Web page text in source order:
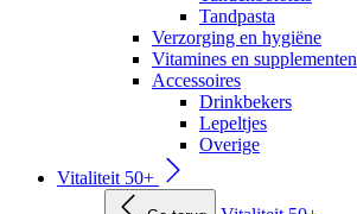
Tandpasta
Verzorging en hygiëne
Vitamines en supplementen
Accessoires
Drinkbekers
Lepeltjes
Overige
Vitaliteit 50+